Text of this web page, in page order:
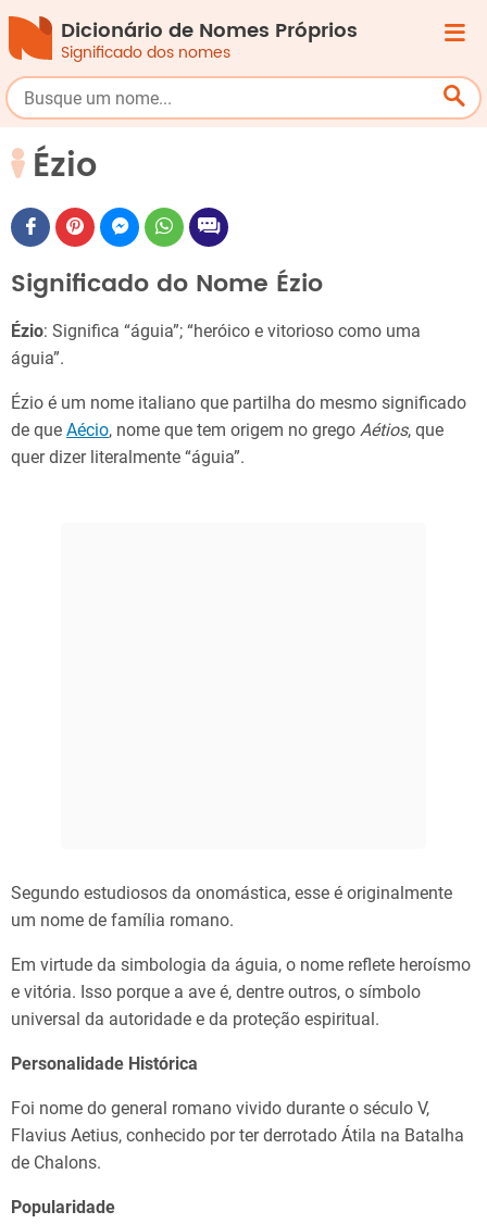
Dicionário de Nomes Próprios
Significado dos nomes
Ézio
Significado do Nome Ézio
Ézio: Significa “águia”; “heróico e vitorioso como uma
águia”.
Ézio é um nome italiano que partilha do mesmo significado
de que Aécio, nome que tem origem no grego Aétios, que
quer dizer literalmente “águia”.
Segundo estudiosos da onomástica, esse é originalmente
um nome de família romano.
Em virtude da simbologia da águia, o nome reflete heroísmo
e vitória. Isso porque a ave é, dentre outros, o símbolo
universal da autoridade e da proteção espiritual.
Personalidade Histórica
Foi nome do general romano vivido durante o século V,
Flavius Aetius, conhecido por ter derrotado Átila na Batalha
de Chalons.
Popularidade